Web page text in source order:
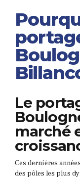
Le
marché
Ces dernières
des pôles les plus